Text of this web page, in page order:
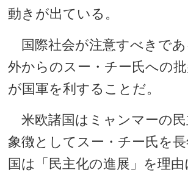
動きが出ている。
国際社会が注意すべきで
外からのスー・チー氏への
が国軍を利することだ。
米欧諸国はミャンマーの民
象徴としてスー・チー氏を
国は「民主化の進展」を理